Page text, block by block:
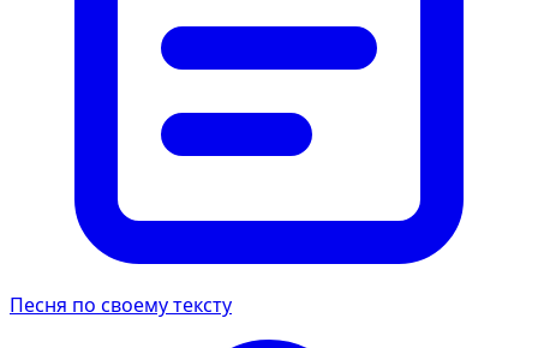
Песня по своему тексту